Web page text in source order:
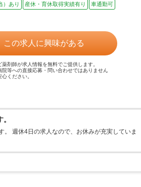
）あり 産休・育休取得実績有り
車通勤可
この求人に興味がある
薬剤師が求人情報を無料でご提供します。
院等への直接応募・問い合わせではありません
ください。
週休4日の求人なので、お休みが充実していま